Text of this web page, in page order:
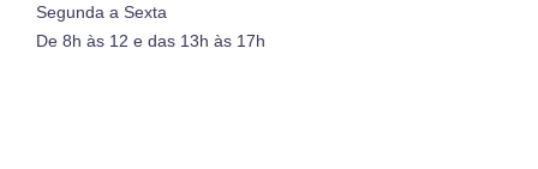
Segunda a Sexta
De 8h às 12 e das 13h às 17h